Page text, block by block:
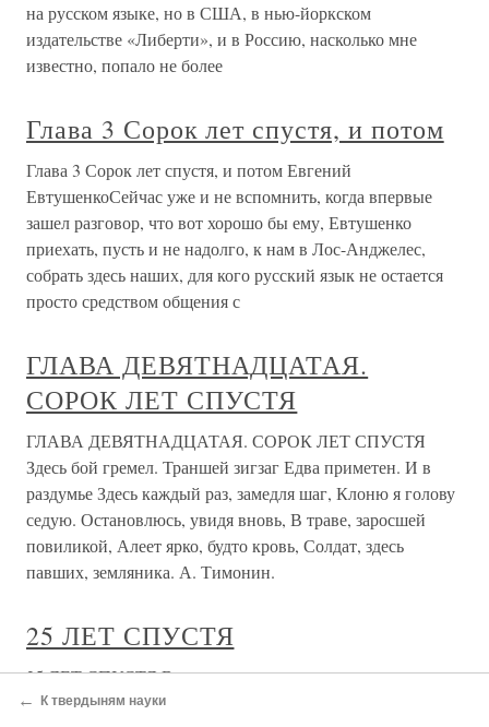
на русском языке, но в США, в нью-йоркском
издательстве «Либерти», и в Россию, насколько мне
известно, попало не более
Глава 3 Сорок лет спустя, и потом
Глава 3 Сорок лет спустя, и потом Евгений
ЕвтушенкоСейчас уже и не вспомнить, когда впервые
зашел разговор, что вот хорошо бы ему, Евтушенко
приехать, пусть и не надолго, к нам в Лос-Анджелес,
собрать здесь наших, для кого русский язык не остается
просто средством общения с
ГЛАВА ДЕВЯТНАДЦАТАЯ.
СОРОК ЛЕТ СПУСТЯ
ГЛАВА ДЕВЯТНАДЦАТАЯ. СОРОК ЛЕТ СПУСТЯ
Здесь бой гремел. Траншей зигзаг Едва приметен. И в
раздумье Здесь каждый раз, замедля шаг, Клоню я голову
седую. Остановлюсь, увидя вновь, В траве, заросшей
повиликой, Алеет ярко, будто кровь, Солдат, здесь
павших, земляника. А. Тимонин.
25 ЛЕТ СПУСТЯ
25 ЛЕТ СПУСТЯ Всем шестидесятникам памятен роман
Владимира Дудинцева «Не хлебом единым»,
← К твердыням науки